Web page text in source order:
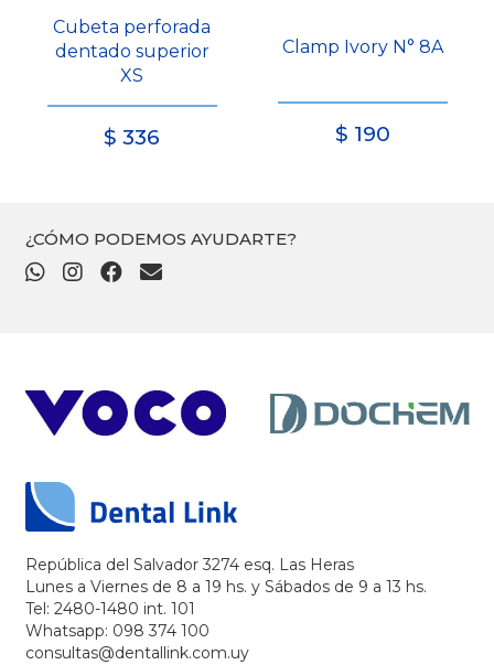
Cubeta perforada
dentado superior
XS
$ 336
Clamp Ivory N° 8A
$ 190
¿CÓMO PODEMOS AYUDARTE?
República del Salvador 3274 esq. Las Heras
Lunes a Viernes de 8 a 19 hs. y Sábados de 9 a 13 hs.
Tel: 2480-1480 int. 101
Whatsapp: 098 374 100
consultas@dentallink.com.uy